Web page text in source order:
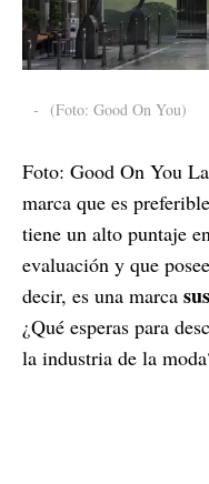
- (Foto: Good On You)
Foto: Good On You
marca que es
tiene un alto puntaje
evaluación y que
decir, es una marca
¿Qué esperas para
la industria de la